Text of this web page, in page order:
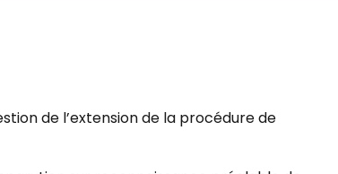
de l’extension de la procédure de